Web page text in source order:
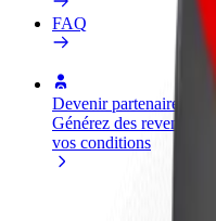
FAQ
Devenir partenaire
Générez des revenus
vos conditions